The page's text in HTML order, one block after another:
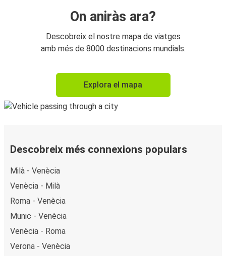
On aniràs ara?
Descobreix el nostre mapa de viatges
amb més de 8000 destinacions mundials.
Explora el mapa
Descobreix més connexions populars
Milà - Venècia
Venècia - Milà
Roma - Venècia
Munic - Venècia
Venècia - Roma
Verona - Venècia